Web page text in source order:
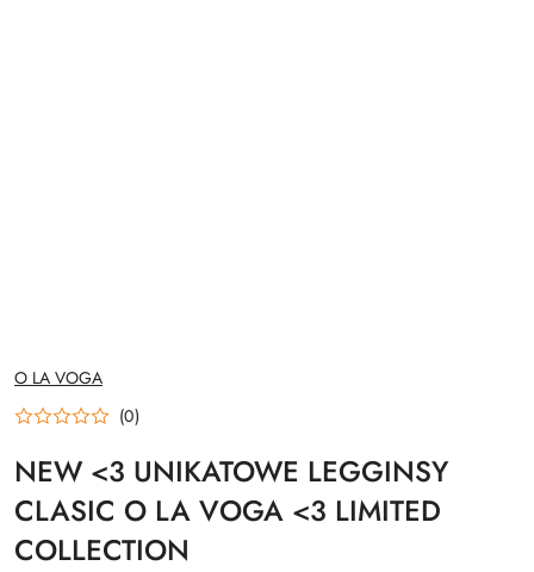
NAZWA
PRODUCENTA:
O LA VOGA
(0)
NEW <3 UNIKATOWE LEGGINSY
CLASIC O LA VOGA <3 LIMITED
COLLECTION